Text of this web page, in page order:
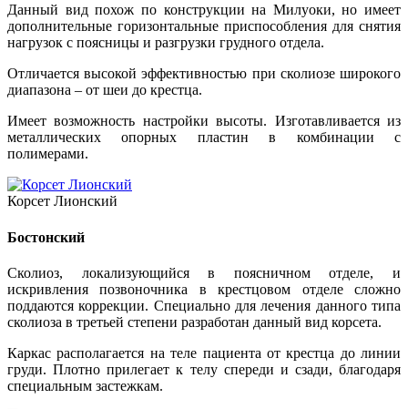
Данный вид похож по конструкции на Милуоки, но имеет
дополнительные горизонтальные приспособления для снятия
нагрузок с поясницы и разгрузки грудного отдела.
Отличается высокой эффективностью при сколиозе широкого
диапазона – от шеи до крестца.
Имеет возможность настройки высоты. Изготавливается из
металлических опорных пластин в комбинации с
полимерами.
Корсет Лионский
Бостонский
Сколиоз, локализующийся в поясничном отделе, и
искривления позвоночника в крестцовом отделе сложно
поддаются коррекции. Специально для лечения данного типа
сколиоза в третьей степени разработан данный вид корсета.
Каркас располагается на теле пациента от крестца до линии
груди. Плотно прилегает к телу спереди и сзади, благодаря
специальным застежкам.